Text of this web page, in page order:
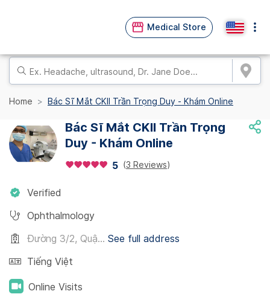
Medical Store
Home Bác Sĩ Mắt CKII Trần Trọng Duy - Khám Online
Bác Sĩ Mắt CKII Trần Trọng
Duy - Khám Online
5 (3 Reviews)
Verified
Ophthalmology
Đường 3/2, Quậ... See full address
Tiếng Việt
Online Visits